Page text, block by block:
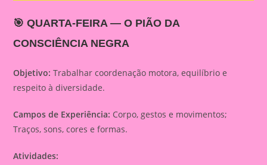
🎯QUARTA-FEIRA — O PIÃO DA
CONSCIÊNCIA NEGRA
Objetivo: Trabalhar coordenação motora, equilíbrio e
respeito à diversidade.
Campos de Experiência: Corpo, gestos e movimentos;
Traços, sons, cores e formas.
Atividades: